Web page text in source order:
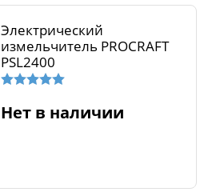
Электрический
измельчитель PROCRAFT
PSL2400
Нет в наличии